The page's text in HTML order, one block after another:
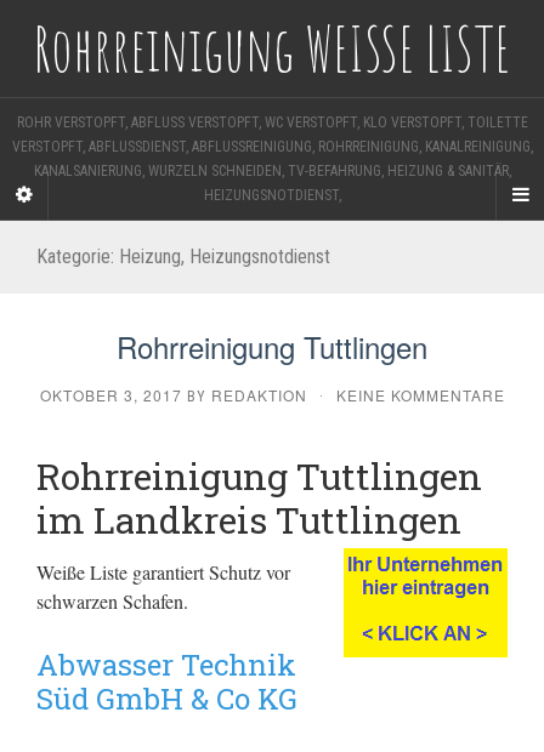
Rohrreinigung WEISSE LISTE
ROHR VERSTOPFT, ABFLUSS VERSTOPFT, WC VERSTOPFT, KLO VERSTOPFT, TOILETTE
VERSTOPFT, ABFLUSSDIENST, ABFLUSSREINIGUNG, ROHRREINIGUNG, KANALREINIGUNG,
KANALSANIERUNG, WURZELN SCHNEIDEN, TV-BEFAHRUNG, HEIZUNG & SANITÄR,
HEIZUNGSNOTDIENST,
Kategorie: Heizung, Heizungsnotdienst
Rohrreinigung Tuttlingen
OKTOBER 3, 2017 BY REDAKTION · KEINE KOMMENTARE
Rohrreinigung Tuttlingen
im Landkreis Tuttlingen
Weiße Liste garantiert Schutz vor
schwarzen Schafen.
Abwasser Technik
Süd GmbH & Co KG